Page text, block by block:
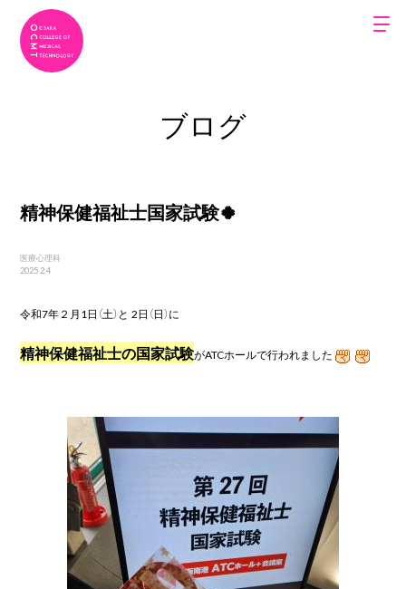
ブログ
精神保健福祉士国家試験🍀
医療心理科
2025.2.4
令和7年２月1日（土）と2日（日）に
精神保健福祉士の国家試験がATCホールで行われました